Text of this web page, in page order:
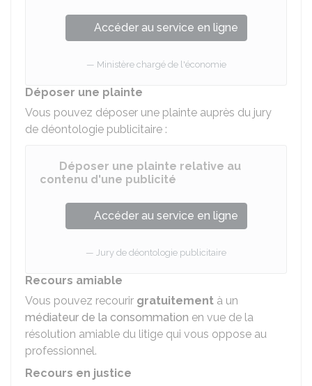
Accéder au service en ligne
Ministère chargé de l'économie
Déposer une plainte
Vous pouvez déposer une plainte auprès du jury
de déontologie publicitaire :
Déposer une plainte relative au
contenu d'une publicité
Accéder au service en ligne
Jury de déontologie publicitaire
Recours amiable
Vous pouvez recourir gratuitement à un
médiateur de la consommation en vue de la
résolution amiable du litige qui vous oppose au
professionnel.
Recours en justice